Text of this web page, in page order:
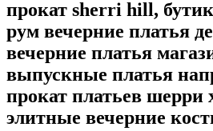
прокат sherri hill,
рум вечерние платья
вечерние платья
выпускные платья
прокат платьев шерри
элитные вечерние